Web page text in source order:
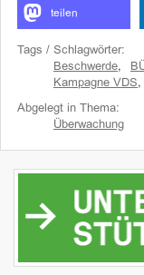
teilen
Tags / Schlagwörter:
Beschwerde,
Kampagne VDS,
Abgelegt in Thema:
Überwachung